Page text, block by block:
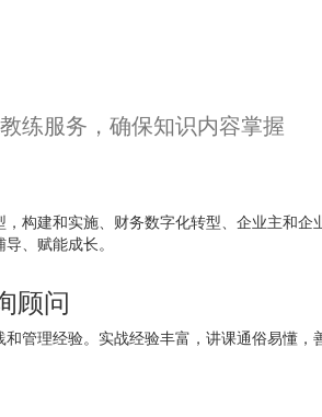
练服务，确保知识内容掌握
构建和实施、财务数字化转型、企业主和
、赋能成长。
顾问
管理经验。实战经验丰富，讲课通俗易懂